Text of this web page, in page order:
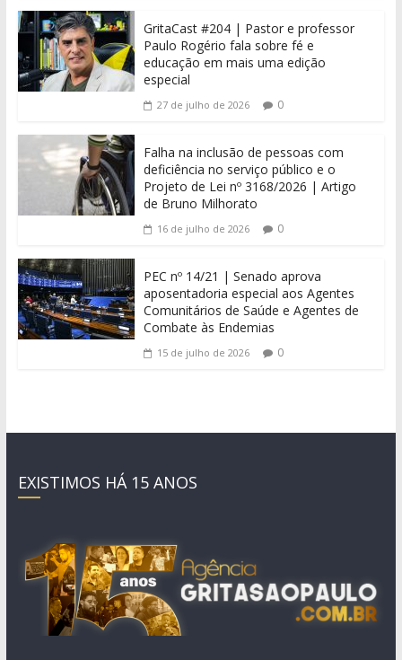
GritaCast #204 | Pastor e professor
Paulo Rogério fala sobre fé e
educação em mais uma edição
especial
27 de julho de 2026 0
Falha na inclusão de pessoas com
deficiência no serviço público e o
Projeto de Lei nº 3168/2026 | Artigo
de Bruno Milhorato
16 de julho de 2026 0
PEC nº 14/21 | Senado aprova
aposentadoria especial aos Agentes
Comunitários de Saúde e Agentes de
Combate às Endemias
15 de julho de 2026 0
EXISTIMOS HÁ 15 ANOS